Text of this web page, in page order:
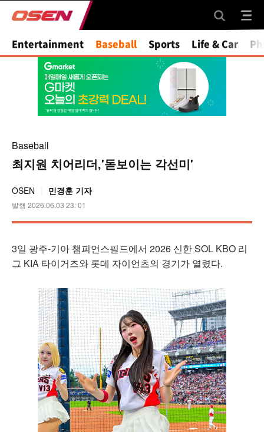
Entertainment Baseball Sports Life & Car
Baseball
최지원 치어리더,'돋보이는 각선미'
OSEN 민경훈 기자
발행 2026.06.03 23: 01
3일 광주-기아 챔피언스필드에서 2026 신한 SOL KBO 리
그 KIA 타이거즈와 롯데 자이언츠의 경기가 열렸다.